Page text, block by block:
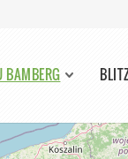
BAMBERG